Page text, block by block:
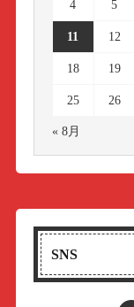
4 5
11 12
18 19
25 26
« 8月
SNS